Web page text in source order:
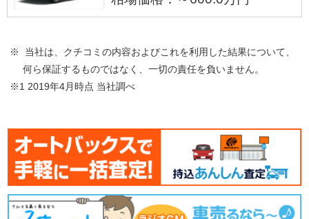
※ 当社は、クチコミの内容およびこれを利用した結果について、
何ら保証するものではなく、一切の責任を負いません。
※1 2019年4月時点 当社調べ